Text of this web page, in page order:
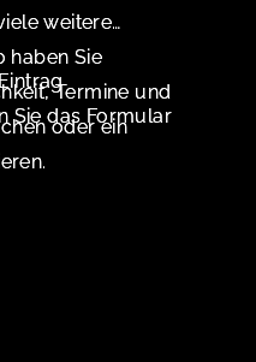
weitere
haben Sie
Termine und
oder ein
Sie das Formular